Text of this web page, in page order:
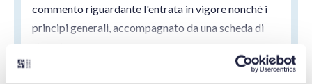
commento riguardante l'entrata in vigore nonché i
principi generali, accompagnato da una scheda di